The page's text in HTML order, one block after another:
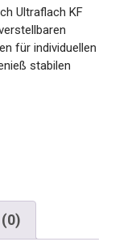
Ultraflach KF
für individuellen
stabilen